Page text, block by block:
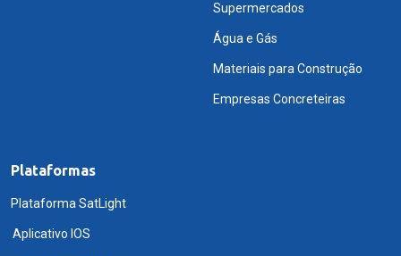
Supermercados
Água e Gás
Materiais para Construção
Empresas Concreteiras
Plataformas
Plataforma SatLight
Aplicativo IOS